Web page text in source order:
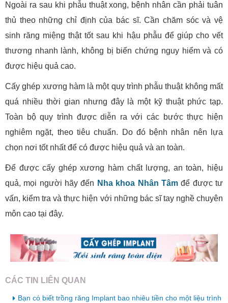
Ngoài ra sau khi phẫu thuật xong, bệnh nhân cần phải tuân
thủ theo những chỉ định của bác sĩ. Cần chăm sóc và vệ
sinh răng miệng thật tốt sau khi hậu phẫu để giúp cho vết
thương nhanh lành, không bị biến chứng nguy hiểm và có
được hiệu quả cao.
Cấy ghép xương hàm là một quy trình phẫu thuật không mất
quá nhiều thời gian nhưng đây là một kỹ thuật phức tạp.
Toàn bộ quy trình được diễn ra với các bước thực hiện
nghiêm ngặt, theo tiêu chuẩn. Do đó bệnh nhân nên lựa
chọn nơi tốt nhất để có được hiệu quả và an toàn.
Để được cấy ghép xương hàm chất lượng, an toàn, hiệu
quả, mọi người hãy đến Nha khoa Nhân Tâmđể được tư
vấn, kiểm tra và thực hiện với những bác sĩ tay nghề chuyên
môn cao tại đây.
CÁC TIN LIÊN QUAN
Bạn có biết trồng răng Implant bao nhiêu tiền cho một liệu trình